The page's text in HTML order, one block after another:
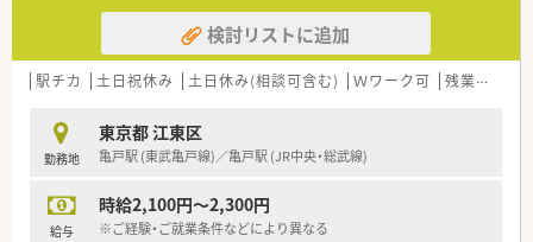
ことを経営理念に掲げている成長企業です。
■代表自身が薬剤師として現場に立って管理業務を行っている
ため、現場の意見が通りやすい風通しの良い会社です。
■日曜日に勤務していただける場合は時給2,400円となるため、
効率よく高収入を得たい方におすすめです。
■土曜日は、9時00分～18時30分、日曜日は9時00分～13時00分
■土日勤務ができる方であれば、平日フルタイム勤務についても
ご相談可能です。
検討リストに追加
駅チカ 土日祝休み 土日休み(相談可含む) Ｗワーク可 残業なし(ほぼなし含む)
勤務地
東京都 江東区
亀戸駅 (東武亀戸線)／亀戸駅 (JR中央・総武線)
給与
時給2,100円～2,300円
※ご経験・ご就業条件などにより異なる